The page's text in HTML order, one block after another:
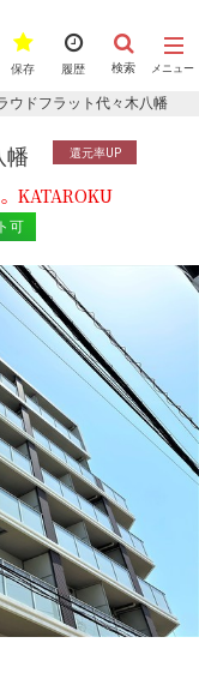
メニュー
検索
履歴
保存
ウドフラット代々木八幡
幡 還元率UP
KATAROKU
可